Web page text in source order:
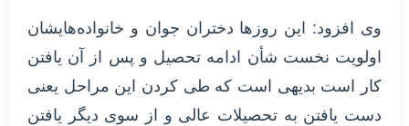
وی افزود: این روزها دختران جوان و خانواده‌هایشان
اولویت نخست شأن ادامه تحصیل و پس از آن یافتن
کار است بدیهی است که طی کردن این مراحل یعنی
دست یافتن به تحصیلات عالی و از سوی دیگر یافتن